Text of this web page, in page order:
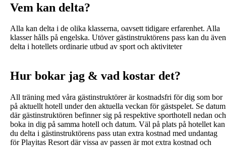
Vem kan delta?
Alla kan delta i de olika klasserna, oavsett tidigare erfarenhet. Alla
klasser hålls på engelska. Utöver gästinstruktörens pass kan du även
delta i hotellets ordinarie utbud av sport och aktiviteter
Hur bokar jag & vad kostar det?
All träning med våra gästinstruktörer är kostnadsfri för dig som bor
på aktuellt hotell under den aktuella veckan för gästspelet. Se datum
där gästinstruktören befinner sig på respektive sporthotell nedan och
boka in dig på samma hotell och datum. Väl på plats på hotellet kan
du delta i gästinstruktörens pass utan extra kostnad med undantag
för Playitas Resort där vissa av passen är mot extra kostnad och